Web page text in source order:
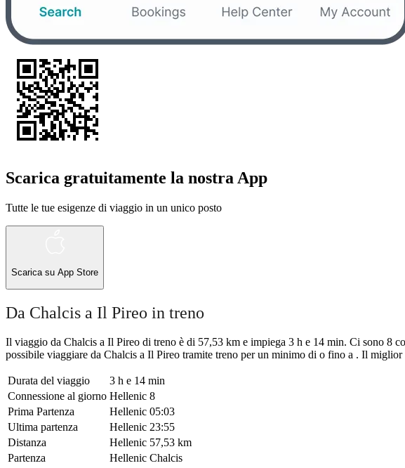
Scarica gratuitamente la nostra App
Tutte le tue esigenze di viaggio in un unico posto
Scarica su App Store
Da Chalcis a Il Pireo in treno
Il viaggio da Chalcis a Il Pireo di treno è di 57,53 km e impiega 3 h e 14 min. Ci sono 8
possibile viaggiare da Chalcis a Il Pireo tramite treno per un minimo di o fino a . Il miglior
Durata del viaggio
3 h e 14 min
Connessione al giorno Hellenic 8
Prima Partenza
Hellenic 05:03
Ultima partenza
Hellenic 23:55
Distanza
Hellenic 57,53 km
Partenza
Hellenic Chalcis